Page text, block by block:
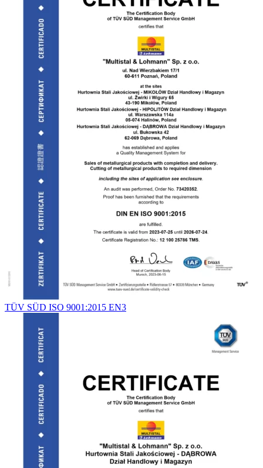
TÜV SÜD ISO 9001:2015 EN3